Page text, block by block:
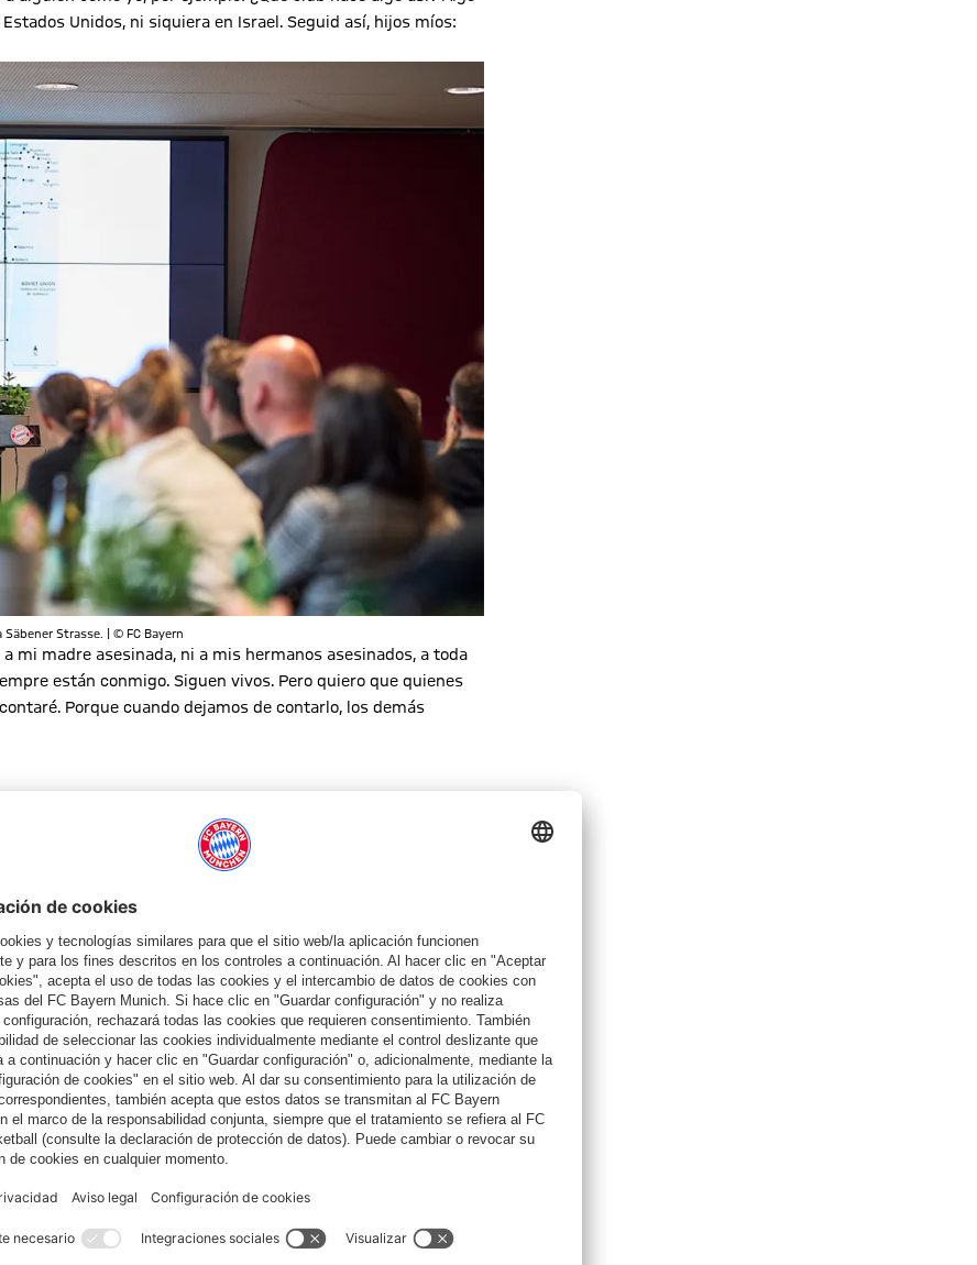
Unidos, ni siquiera en Israel. Seguid así, hijos míos:
Strasse. | © FC Bayern
mi madre asesinada, ni a mis hermanos asesinados, a toda
están conmigo. Siguen vivos. Pero quiero que quienes
Porque cuando dejamos de contarlo, los demás
11.500 de los cuales viven en Alemania. Abba Naor
de concentración y a la marcha de la muerte de
hincha declarado del FC Bayern y de Thomas Müller:
Yo no lo sabía». No quiere odiar, sino ayudar. En su
sigue siendo un ejemplo de reconciliación entre
los alemanes en general». El 8 de mayo se conmemora el
no se repita».